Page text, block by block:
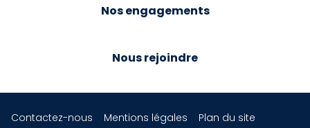
Nos engagements
Nous rejoindre
Contactez-nous Mentions légales Plan du site